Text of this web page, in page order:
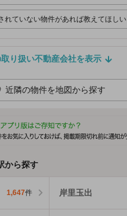
れていない物件があれば教えてほしい
り扱い不動産会社を表示
近隣の物件を地図から探す
から探す
1,647件 岸里玉出